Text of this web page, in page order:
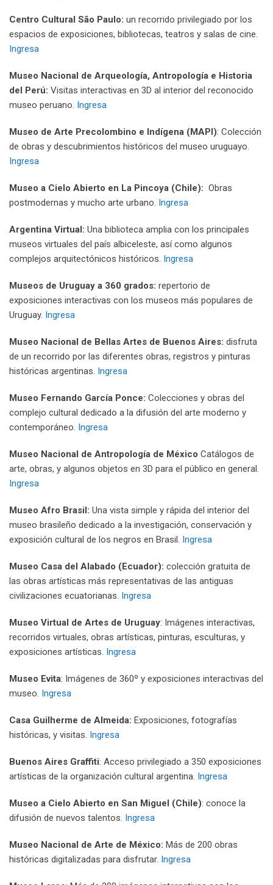
Centro Cultural São Paulo: un recorrido privilegiado por los
espacios de exposiciones, bibliotecas, teatros y salas de cine.
Ingresa
Museo Nacional de Arqueología, Antropología e Historia
del Perú: Visitas interactivas en 3D al interior del reconocido
museo peruano. Ingresa
Museo de Arte Precolombino e Indígena (MAPI): Colección
de obras y descubrimientos históricos del museo uruguayo.
Ingresa
Museo a Cielo Abierto en La Pincoya (Chile): Obras
postmodernas y mucho arte urbano. Ingresa
Argentina Virtual: Una biblioteca amplia con los principales
museos virtuales del país albiceleste, así como algunos
complejos arquitectónicos históricos. Ingresa
Museos de Uruguay a 360 grados: repertorio de
exposiciones interactivas con los museos más populares de
Uruguay. Ingresa
Museo Nacional de Bellas Artes de Buenos Aires: disfruta
de un recorrido por las diferentes obras, registros y pinturas
históricas argentinas. Ingresa
Museo Fernando García Ponce: Colecciones y obras del
complejo cultural dedicado a la difusión del arte moderno y
contemporáneo. Ingresa
Museo Nacional de Antropología de México Catálogos de
arte, obras, y algunos objetos en 3D para el público en general.
Ingresa
Museo Afro Brasil: Una vista simple y rápida del interior del
museo brasileño dedicado a la investigación, conservación y
exposición cultural de los negros en Brasil. Ingresa
Museo Casa del Alabado (Ecuador): colección gratuita de
las obras artísticas más representativas de las antiguas
civilizaciones ecuatorianas. Ingresa
Museo Virtual de Artes de Uruguay: Imágenes interactivas,
recorridos virtuales, obras artísticas, pinturas, esculturas, y
exposiciones artísticas. Ingresa
Museo Evita: Imágenes de 360º y exposiciones interactivas del
museo. Ingresa
Casa Guilherme de Almeida: Exposiciones, fotografías
históricas, y visitas. Ingresa
Buenos Aires Graffiti: Acceso privilegiado a 350 exposiciones
artísticas de la organización cultural argentina. Ingresa
Museo a Cielo Abierto en San Miguel (Chile): conoce la
difusión de nuevos talentos. Ingresa
Museo Nacional de Arte de México: Más de 200 obras
históricas digitalizadas para disfrutar. Ingresa